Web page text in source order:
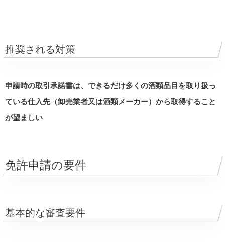
推奨される対策
申請時の取引承諾書は、できるだけ多くの酒類品目を取り扱っ
ている仕入先（卸売業者又は酒類メーカー）から取得すること
が望ましい
免許申請の要件
基本的な審査要件